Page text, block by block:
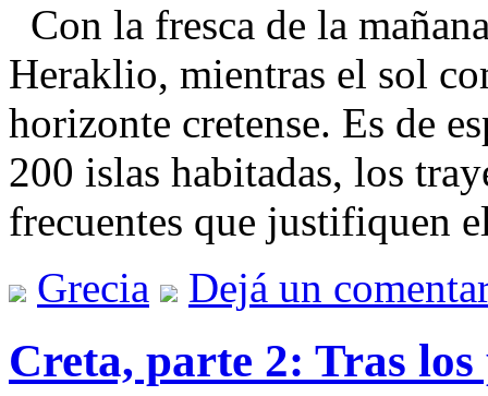
Con la fresca de la
Heraklio, mientras el sol
horizonte cretense. Es de
200 islas habitadas, los
frecuentes que justifiquen
Grecia
Dejá un
Creta, parte 2: Tras